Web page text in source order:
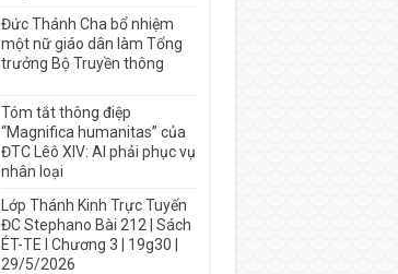
Đức Thánh Cha bổ nhiệm
một nữ giáo dân làm Tổng
trưởng Bộ Truyền thông
Tóm tắt thông điệp
“Magnifica humanitas” của
ĐTC Lêô XIV: AI phải phục vụ
nhân loại
Lớp Thánh Kinh Trực Tuyến
ĐC Stephano Bài 212 | Sách
ÉT-TE I Chương 3 | 19g30 |
29/5/2026